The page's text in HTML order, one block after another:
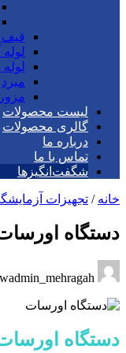
مبرد
لیست محصولات
گالری محصولات
درباره ما
تماس با ما
شگفت‌انگیزها
خانه / تجهیزات
دستگاه اورسات
دستگاه